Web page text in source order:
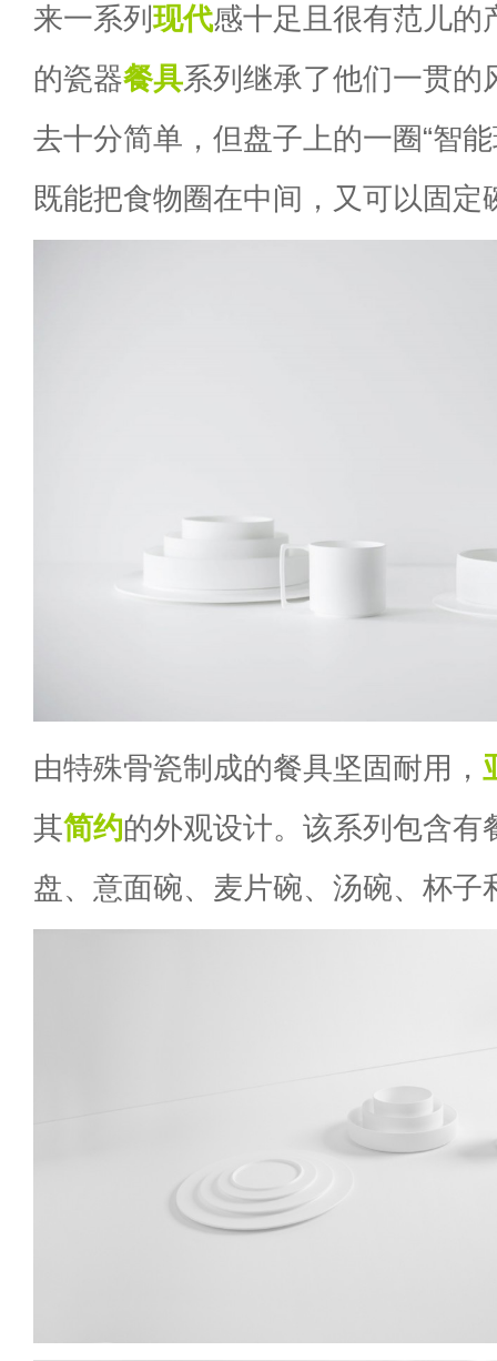
来一系列现代感十足且很有范儿的
的瓷器餐具系列继承了他们一贯的
去十分简单，但盘子上的一圈“智
既能把食物圈在中间，又可以固定
由特殊骨瓷制成的餐具坚固耐用，
其简约的外观设计。该系列包含有
盘、意面碗、麦片碗、汤碗、杯子